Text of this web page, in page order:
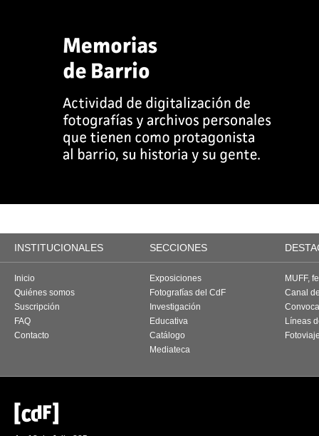
INSTITUCIONALES SECCIONES
Inicio
Quiénes somos
Suscripción
FAQ
Contacto
Exposiciones
Fotografías del CdF
Investigación
Educativa
Catálogo
Mediateca
MUFF,
Canal
Líneas